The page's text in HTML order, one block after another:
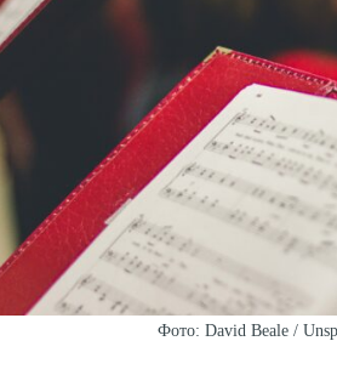
Фото: David Beale /